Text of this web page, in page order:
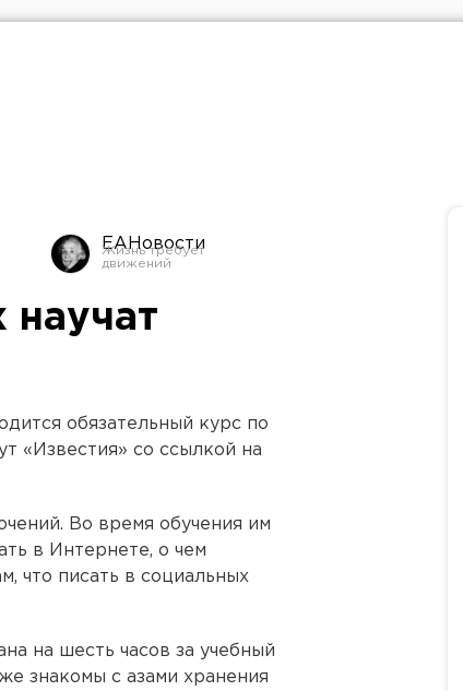
ЕАНовости
научат
обязательный курс по
«Известия» со ссылкой на
Во время обучения им
в Интернете, о чем
что писать в социальных
на шесть часов за учебный
знакомы с азами хранения